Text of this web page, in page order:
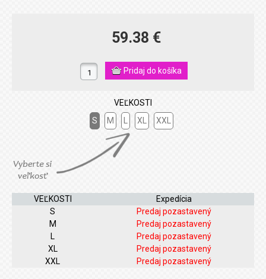
59.38 €
VEĽKOSTI
S
M XL XXL
VEĽKOSTI
Expedícia
S
Predaj pozastavený
M
Predaj pozastavený
L
Predaj pozastavený
XL
Predaj pozastavený
XXL
Predaj pozastavený